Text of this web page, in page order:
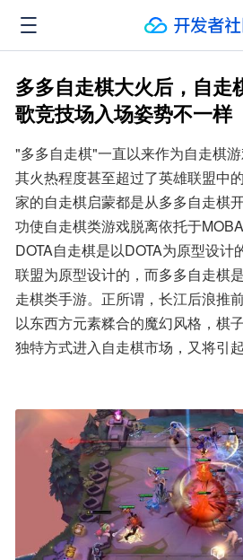
多多自走棋大火后，自走
歌竞技场入场姿势不一样
"多多自走棋"一直以来作为自走棋
其火热程度甚至超过了英雄联盟中
家的自走棋启蒙都是从多多自走棋
功使自走棋类游戏脱离依托于
DOTA自走棋是以DOTA为原型设计
联盟为原型设计的，而多多自走棋
走棋类手游。正所谓，长江后浪推
以东西方元素糅合的魔幻风格，棋
独特方式进入自走棋市场，又将引